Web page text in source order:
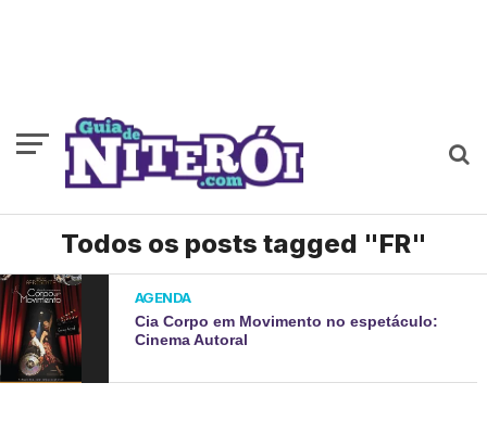
Todos os posts tagged "FR"
AGENDA
Cia Corpo em Movimento no espetáculo:
Cinema Autoral